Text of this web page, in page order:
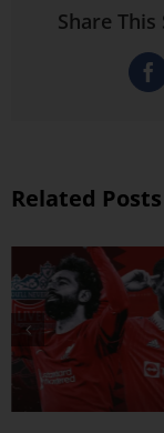
Share
Related Posts
ထိထိရော
ဗိုက်ခေ
တွ